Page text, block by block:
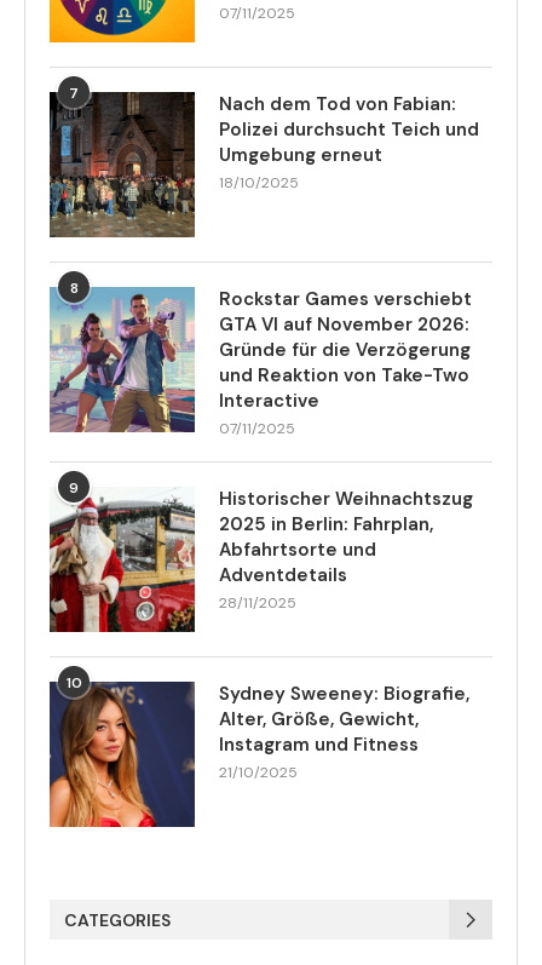
07/11/2025
7
Nach dem Tod von Fabian:
Polizei durchsucht Teich und
Umgebung erneut
18/10/2025
8
Rockstar Games verschiebt
GTA VI auf November 2026:
Gründe für die Verzögerung
und Reaktion von Take-Two
Interactive
07/11/2025
9
Historischer Weihnachtszug
2025 in Berlin: Fahrplan,
Abfahrtsorte und
Adventdetails
28/11/2025
10
Sydney Sweeney: Biografie,
Alter, Größe, Gewicht,
Instagram und Fitness
21/10/2025
CATEGORIES